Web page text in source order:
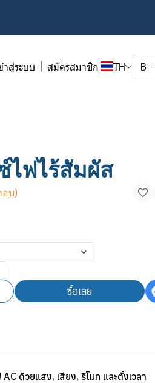
าสู่ระบบ สมัครสมาชิก TH ฿ -
ไฟไร้สัมผัส
บ)
ซื้อเลย
ด้วยแสง, เสียง, รีโมท และตั้งเวลา